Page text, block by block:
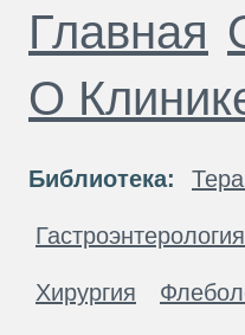
Главная
О
Библиотека:
Гастроэнтерология
Хирургия